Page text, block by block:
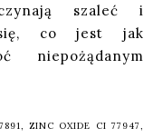
szaleć i
się, co jest jak
niepożądanym
ZINC OXIDE CI 77947,